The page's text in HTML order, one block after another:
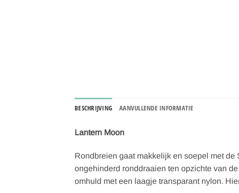
BESCHRIJVING AANVULLENDE INFORMATIE
Lantern Moon
Rondbreien gaat makkelijk en soepel met
ongehinderd ronddraaien ten opzichte van
omhuld met een laagje transparant nylon.